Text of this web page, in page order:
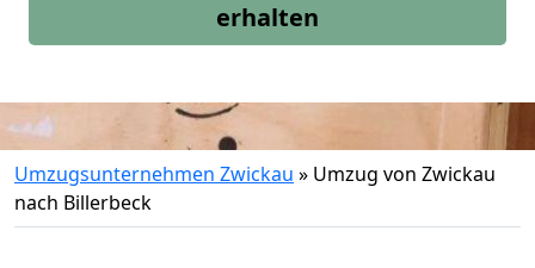
erhalten
Umzugsunternehmen Zwickau » Umzug von Zwickau
nach Billerbeck